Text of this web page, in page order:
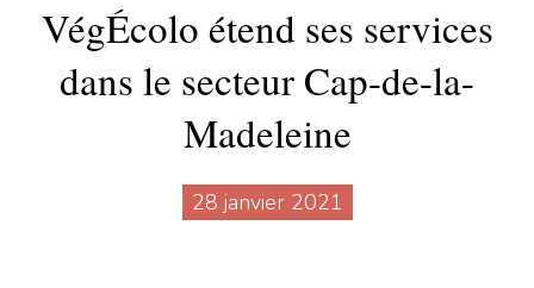
VégÉcolo étend ses services
dans le secteur Cap-de-la-
Madeleine
28 janvier 2021